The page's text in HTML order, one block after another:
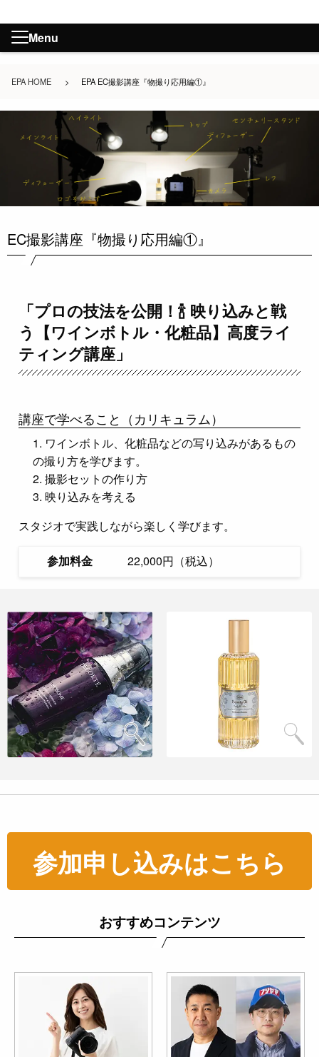
Menu
EPA HOME > EPA EC撮影講座『物撮り応用編①』
EC撮影講座『物撮り応用編①』
「プロの技法を公開！🍾 映り込みと戦
う【ワインボトル・化粧品】高度ライ
ティング講座」
講座で学べること（カリキュラム）
ワインボトル、化粧品などの写り込みがあるもの
の撮り方を学びます。
撮影セットの作り方
映り込みを考える
スタジオで実践しながら楽しく学びます。
参加料金 22,000円（税込）
参加申し込みはこちら
おすすめコンテンツ